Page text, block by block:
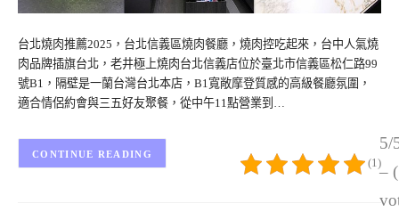
台北燒肉推薦2025，台北信義區燒肉餐廳，燒肉控吃起來，台中人氣燒
肉品牌插旗台北，老井極上燒肉台北信義店位於臺北市信義區松仁路99
號B1，隔壁是一蘭台灣台北本店，B1寬敞摩登質感的高級餐廳氛圍，
適合情侶約會與三五好友聚餐，從中午11點營業到…
5/
–
(1)
CONTINUE READING